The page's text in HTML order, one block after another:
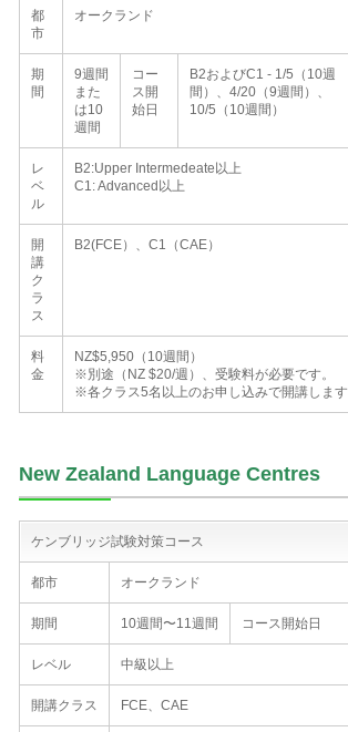
都
市
オークランド
期
間
9週間
また
は10
週間
コー
ス開
始日
B2およびC1 - 1/5（10週
間）、4/20（9週間）、
10/5（10週間）
レ
ベ
ル
B2:Upper Intermedeate以上
C1: Advanced以上
開
講
ク
ラ
ス
B2(FCE）、C1（CAE）
料
金
NZ$5,950（10週間）
※別途（NZ $20/週）、受験料が必要です。
※各クラス5名以上のお申し込みで開講します
New Zealand Language Centres
ケンブリッジ試験対策コース
都市 オークランド
期間 10週間〜11週間 コース開始日
レベル 中級以上
開講クラス FCE、CAE